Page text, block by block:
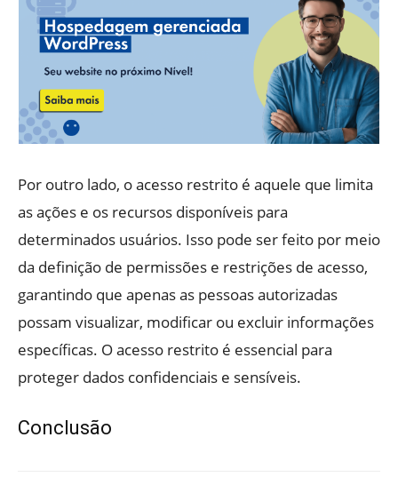
Por outro lado, o acesso restrito é aquele que limita
as ações e os recursos disponíveis para
determinados usuários. Isso pode ser feito por meio
da definição de permissões e restrições de acesso,
garantindo que apenas as pessoas autorizadas
possam visualizar, modificar ou excluir informações
específicas. O acesso restrito é essencial para
proteger dados confidenciais e sensíveis.
Conclusão